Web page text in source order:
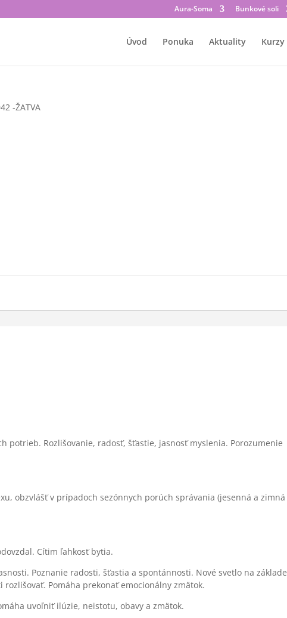
Aura-Soma Bunkové soli
Úvod Ponuka Aktuality Kurzy
-ŽATVA
potrieb. Rozlišovanie, radosť, šťastie, jasnosť myslenia. Porozumenie
obzvlášť v prípadoch sezónnych porúch správania (jesenná a zimná
Cítim ľahkosť bytia.
Poznanie radosti, šťastia a spontánnosti. Nové svetlo na základe
Pomáha prekonať emocionálny zmätok.
uvoľniť ilúzie, neistotu, obavy a zmätok.